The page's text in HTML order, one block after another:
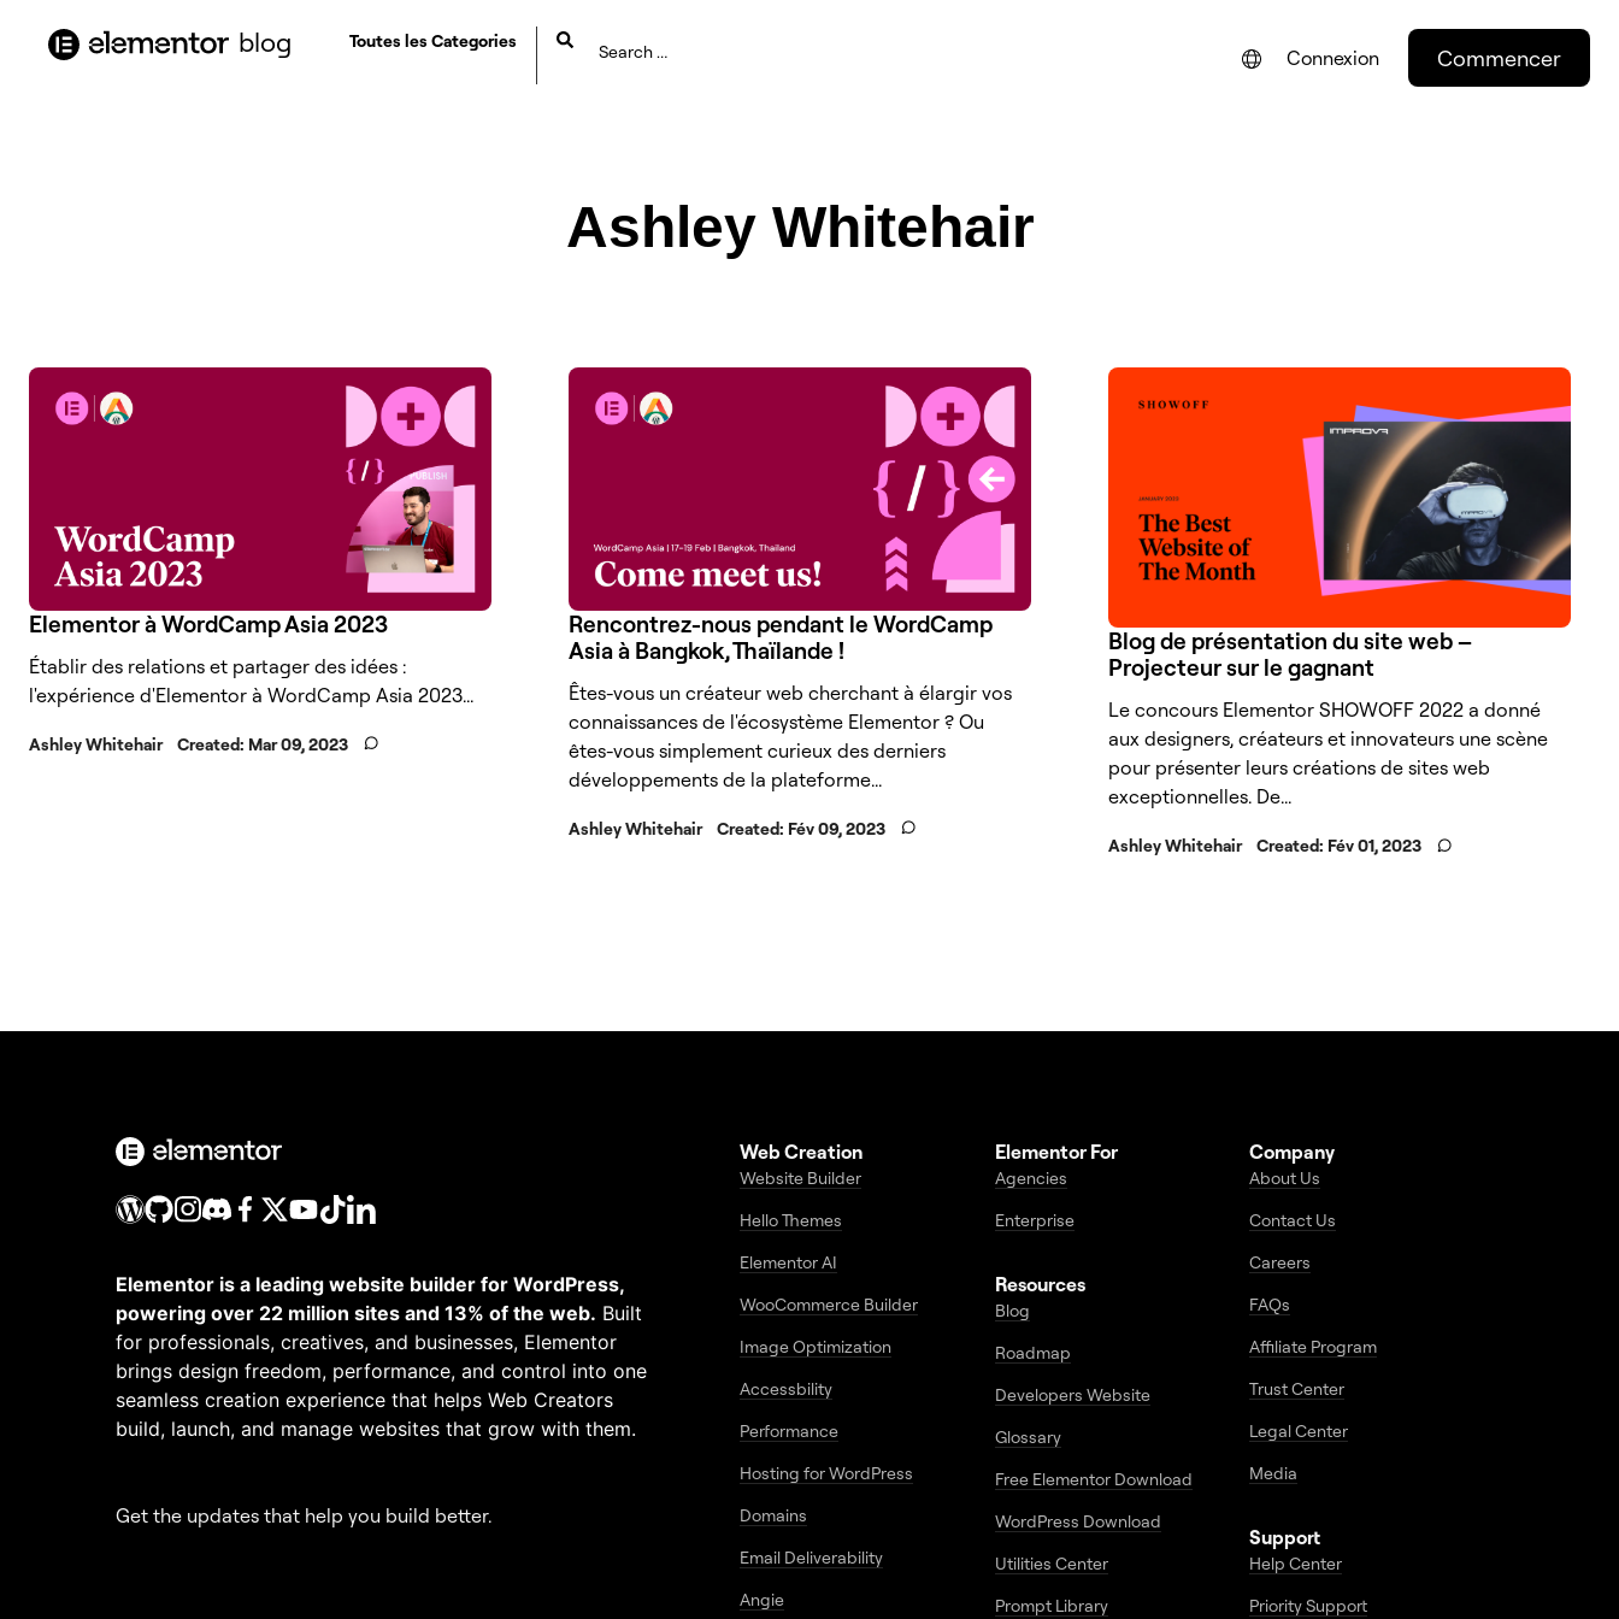
principal
blog Toutes les Categories
ITALIANO
Connexion Commencer
Ashley Whitehair
Elementor à WordCamp Asia 2023
Établir des relations et partager des idées :
l'expérience d'Elementor à WordCamp Asia 2023...
Ashley Whitehair Created: Mar 09, 2023
Rencontrez-nous pendant le WordCamp
Asia à Bangkok, Thaïlande !
Êtes-vous un créateur web cherchant à élargir vos
connaissances de l'écosystème Elementor ? Ou
êtes-vous simplement curieux des derniers
développements de la plateforme...
Ashley Whitehair Created: Fév 09, 2023
Blog de présentation du site web –
Projecteur sur le gagnant
Le concours Elementor SHOWOFF 2022 a donné
aux designers, créateurs et innovateurs une scène
pour présenter leurs créations de sites web
exceptionnelles. De...
Ashley Whitehair Created: Fév 01, 2023
Elementor is a leading website builder for WordPress,
powering over 22 million sites and 13% of the web. Built
for professionals, creatives, and businesses, Elementor
brings design freedom, performance, and control into one
seamless creation experience that helps Web Creators
build, launch, and manage websites that grow with them.
Get the updates that help you build better.
Web Creation
Website Builder
Hello Themes
Elementor AI
WooCommerce Builder
Image Optimization
Accessbility
Performance
Hosting for WordPress
Domains
Email Deliverability
Angie
Elementor For
Agencies
Enterprise
Resources
Blog
Roadmap
Developers Website
Glossary
Free Elementor Download
WordPress Download
Utilities Center
Prompt Library
Company
About Us
Contact Us
Careers
FAQs
Affiliate Program
Trust Center
Legal Center
Media
Support
Help Center
Priority Support